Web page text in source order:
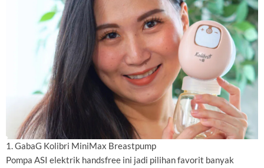
1. GabaG Kolibri MiniMax Breastpump
Pompa ASI elektrik handsfree ini jadi pilihan favorit banyak